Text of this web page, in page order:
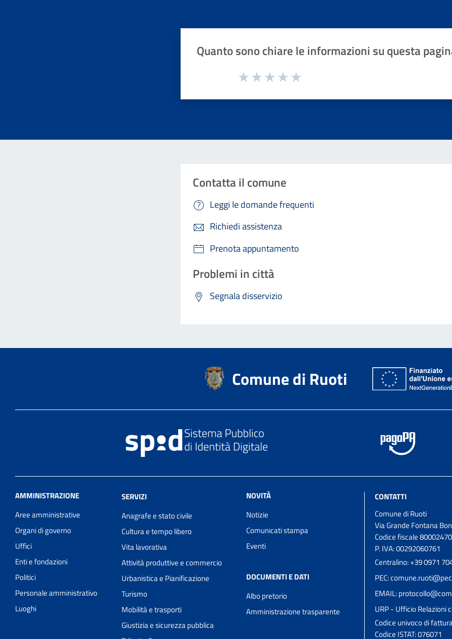
Quanto sono chiare le informazioni su questa
Valuta da 1 a 5 stelle la pagina
Contatta il comune
Leggi le domande frequenti
Richiedi assistenza
Prenota appuntamento
Problemi in città
Segnala disservizio
Comune di Ruoti
AMMINISTRAZIONE
Aree amministrative
Organi di governo
Uffici
Enti e fondazioni
Politici
Personale amministrativo
Luoghi
SERVIZI
Anagrafe e stato civile
Cultura e tempo libero
Vita lavorativa
Attività produttive e commercio
Urbanistica e Pianificazione
Turismo
Mobilità e trasporti
Giustizia e sicurezza pubblica
NOVITÀ
Notizie
Comunicati stampa
Eventi
DOCUMENTI E DATI
Albo pretorio
Amministrazione trasparente
CONTATTI
Comune di Ruoti
Via Grande Fontana
Codice fiscale
P. IVA: 00292060761
Centralino: +39 0971
PEC:
EMAIL:
URP - Ufficio Relazioni
Codice univoco di
Codice ISTAT: 076071